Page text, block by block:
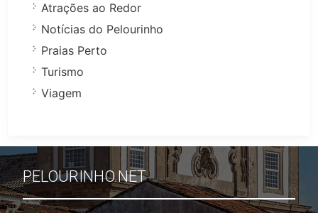
Atrações ao Redor
Notícias do Pelourinho
Praias Perto
Turismo
Viagem
PELOURINHO.NET